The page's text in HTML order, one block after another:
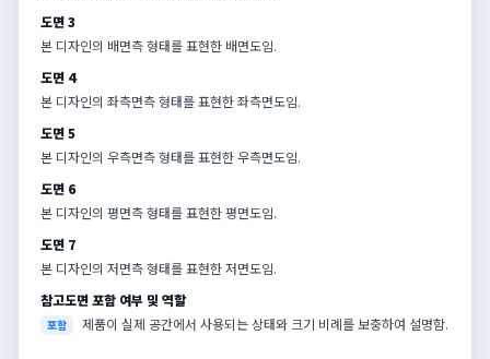
도면 3
본 디자인의 배면측 형태를 표현한 배면도임.
도면 4
본 디자인의 좌측면측 형태를 표현한 좌측면도임.
도면 5
본 디자인의 우측면측 형태를 표현한 우측면도임.
도면 6
본 디자인의 평면측 형태를 표현한 평면도임.
도면 7
본 디자인의 저면측 형태를 표현한 저면도임.
참고도면 포함 여부 및 역할
포함 제품이 실제 공간에서 사용되는 상태와 크기 비례를 보충하여 설명함.